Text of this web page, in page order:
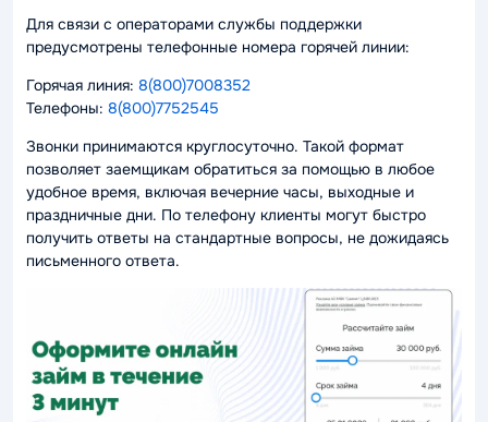
Для связи с операторами службы поддержки
предусмотрены телефонные номера горячей линии:
Горячая линия: 8(800)7008352
Телефоны: 8(800)7752545
Звонки принимаются круглосуточно. Такой формат
позволяет заемщикам обратиться за помощью в любое
удобное время, включая вечерние часы, выходные и
праздничные дни. По телефону клиенты могут быстро
получить ответы на стандартные вопросы, не дожидаясь
письменного ответа.